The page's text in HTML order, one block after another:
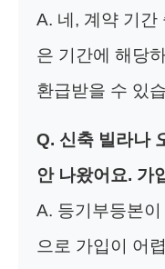
A. 네, 계약 기간
은 기간에 해당
환급받을 수 있
Q. 신축 빌라나
안 나왔어요. 가
A. 등기부등본
으로 가입이 어